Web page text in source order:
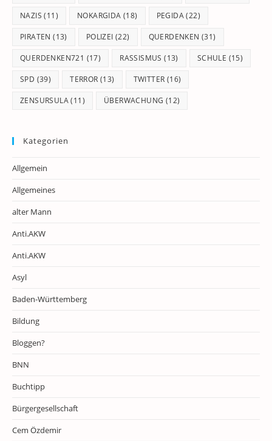
NAZIS (11) NOKARGIDA (18) PEGIDA(22)
PIRATEN (13) POLIZEI (22) QUERDENKEN (31)
QUERDENKEN721 (17) RASSISMUS (13) SCHULE (15)
SPD (39) TERROR (13) TWITTER (16)
ZENSURSULA(11) ÜBERWACHUNG (12)
Kategorien
Allgemein
Allgemeines
alter Mann
Anti.AKW
Anti.AKW
Asyl
Baden-Württemberg
Bildung
Bloggen?
BNN
Buchtipp
Bürgergesellschaft
Cem Özdemir